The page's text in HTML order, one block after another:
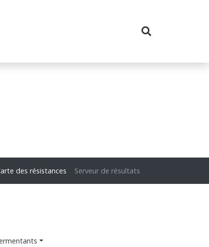
des résistances Serveur de résultats